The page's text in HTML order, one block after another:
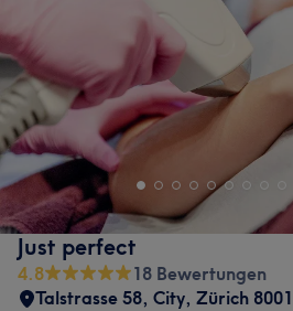
Just perfect
4.8
18 Bewertungen
Talstrasse 58, City, Zürich 8001